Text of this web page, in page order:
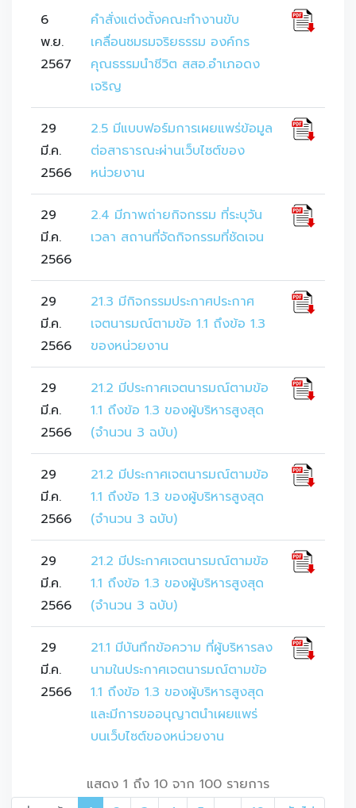
6
พ.ย.
2567
คำสั่งแต่งตั้งคณะทำงานขับ
เคลื่อนชมรมจริยธรรม องค์กร
คุณธรรมนำชีวิต สสอ.อำเภอดง
เจริญ
29
มี.ค.
2566
2.5 มีแบบฟอร์มการเผยแพร่ข้อมูล
ต่อสาธารณะผ่านเว็บไซต์ของ
หน่วยงาน
29
มี.ค.
2566
2.4 มีภาพถ่ายกิจกรรม ที่ระบุวัน
เวลา สถานที่จัดกิจกรรมที่ชัดเจน
29
มี.ค.
2566
21.3 มีกิจกรรมประกาศประกาศ
เจตนารมณ์ตามข้อ 1.1 ถึงข้อ 1.3
ของหน่วยงาน
29
มี.ค.
2566
21.2 มีประกาศเจตนารมณ์ตามข้อ
1.1 ถึงข้อ 1.3 ของผู้บริหารสูงสุด
(จำนวน 3 ฉบับ)
29
มี.ค.
2566
21.2 มีประกาศเจตนารมณ์ตามข้อ
1.1 ถึงข้อ 1.3 ของผู้บริหารสูงสุด
(จำนวน 3 ฉบับ)
29
มี.ค.
2566
21.2 มีประกาศเจตนารมณ์ตามข้อ
1.1 ถึงข้อ 1.3 ของผู้บริหารสูงสุด
(จำนวน 3 ฉบับ)
29
มี.ค.
2566
21.1 มีบันทึกข้อความ ที่ผู้บริหารลง
นามในประกาศเจตนารมณ์ตามข้อ
1.1 ถึงข้อ 1.3 ของผู้บริหารสูงสุด
และมีการขออนุญาตนำเผยแพร่
บนเว็บไซต์ของหน่วยงาน
แสดง 1 ถึง 10 จาก 100 รายการ